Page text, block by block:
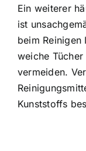
Ein weiterer
ist
beim Reinigen
weiche
vermeiden.
Kunststoffs